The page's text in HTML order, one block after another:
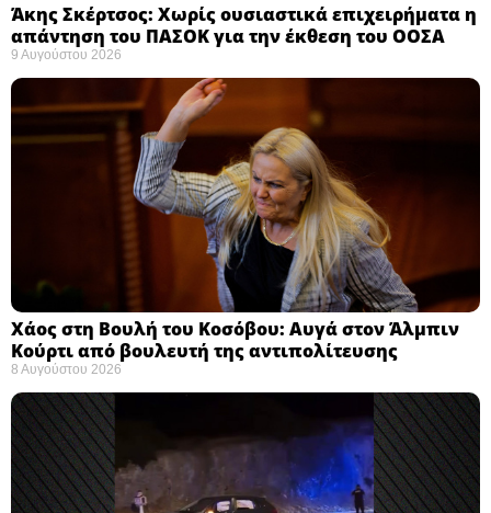
Άκης Σκέρτσος: Χωρίς ουσιαστικά επιχειρήματα η
απάντηση του ΠΑΣΟΚ για την έκθεση του ΟΟΣΑ ​
9 Αυγούστου 2026
Χάος στη Βουλή του Κοσόβου: Αυγά στον Άλμπιν
Κούρτι από βουλευτή της αντιπολίτευσης
8 Αυγούστου 2026